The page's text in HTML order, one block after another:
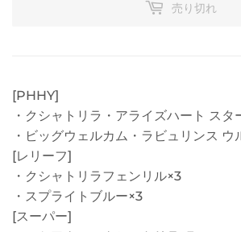
売り切れ
[PHHY]
・クシャトリラ・アライズハート スタ
・ビッグウェルカム・ラビュリンス ウ
[レリーフ]
・クシャトリラフェンリル×3
・スプライトブルー×3
[スーパー]